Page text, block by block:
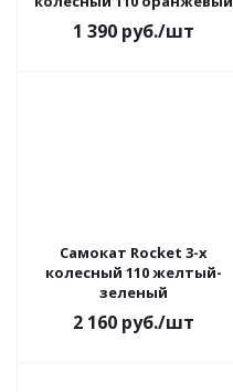
1 390руб./шт
Самокат Rocket 3-х
колесный 110 желтый-
зеленый
2 160руб./шт